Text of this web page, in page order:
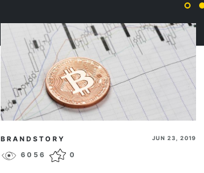
BRANDSTORY JUN 23, 2019
6056 0